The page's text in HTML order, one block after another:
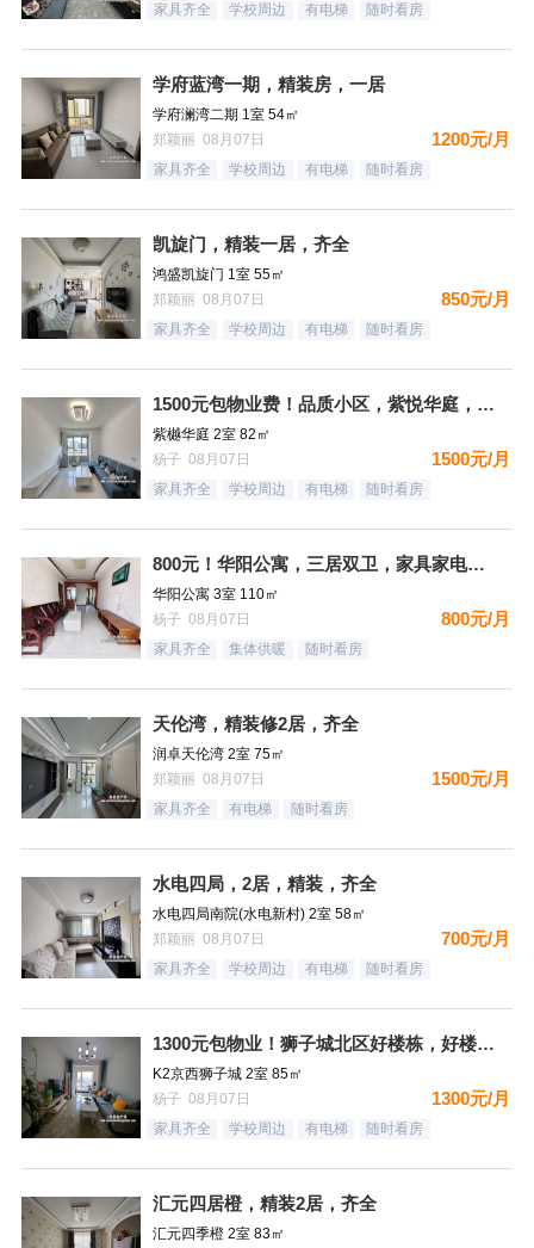
家具齐全 学校周边 有电梯 随时看房
学府蓝湾一期，精装房，一居
学府澜湾二期 1室 54㎡
郑颖丽 08月07日
1200元/月
家具齐全 学校周边 有电梯 随时看房
凯旋门，精装一居，齐全
鸿盛凯旋门 1室 55㎡
郑颖丽 08月07日
850元/月
家具齐全 学校周边 有电梯 随时看房
1500元包物业费！品质小区，紫悦华庭，南北通透精装二居，都
紫樾华庭 2室 82㎡
杨子 08月07日
1500元/月
家具齐全 学校周边 有电梯 随时看房
800元！华阳公寓，三居双卫，家具家电齐全，拎包入住，看房方
华阳公寓 3室 110㎡
杨子 08月07日
800元/月
家具齐全 集体供暖 随时看房
天伦湾，精装修2居，齐全
润卓天伦湾 2室 75㎡
郑颖丽 08月07日
1500元/月
家具齐全 有电梯 随时看房
水电四局，2居，精装，齐全
水电四局南院(水电新村) 2室 58㎡
郑颖丽 08月07日
700元/月
家具齐全 学校周边 有电梯 随时看房
1300元包物业！狮子城北区好楼栋，好楼层，精装自住标准，很
K2京西狮子城 2室 85㎡
杨子 08月07日
1300元/月
家具齐全 学校周边 有电梯 随时看房
汇元四居橙，精装2居，齐全
汇元四季橙 2室 83㎡